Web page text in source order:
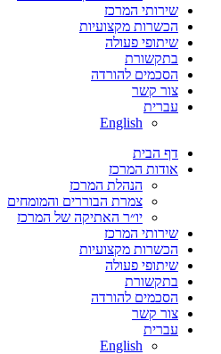
שירותי המרכז
הכשרות מקצועיות
שיתופי פעולה
בתקשורת
הסכמים להורדה
צור קשר
עברית
English
דף הבית
אודות המרכז
הנהלת המרכז
צמרת הבוררים והמומחים
יו״ר האתיקה של המרכז
שירותי המרכז
הכשרות מקצועיות
שיתופי פעולה
בתקשורת
הסכמים להורדה
צור קשר
עברית
English